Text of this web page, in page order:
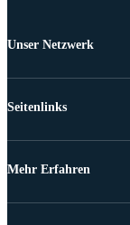
Unser Netzwerk
Seitenlinks
Mehr Erfahren